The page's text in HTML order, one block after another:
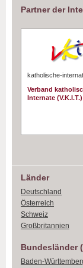
Partner der
katholische-
Verband
Internate (V.K.I.T.)
Länder
Deutschland
Österreich
Schweiz
Großbritannien
Bundesländer
Baden-